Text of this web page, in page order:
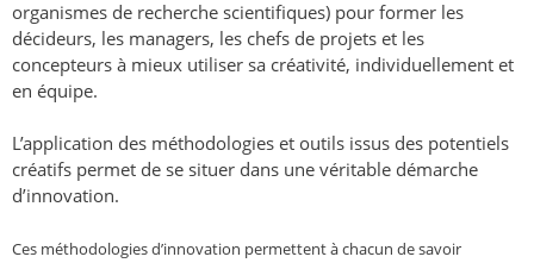
organismes de recherche scientifiques) pour former les
décideurs, les managers, les chefs de projets et les
concepteurs à mieux utiliser sa créativité, individuellement et
en équipe.
L’application des méthodologies et outils issus des potentiels
créatifs permet de se situer dans une véritable démarche
d’innovation.
Ces méthodologies d’innovation permettent à chacun de savoir